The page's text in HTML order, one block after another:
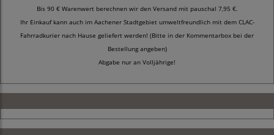
Bis 90 € Warenwert berechnen wir den Versand mit pauschal 7,95 €.
Ihr Einkauf kann auch im Aachener Stadtgebiet umweltfreundlich mit dem CLAC-
Fahrradkurier nach Hause geliefert werden! (Bitte in der Kommentarbox bei der
Bestellung angeben)
Abgabe nur an Volljährige!